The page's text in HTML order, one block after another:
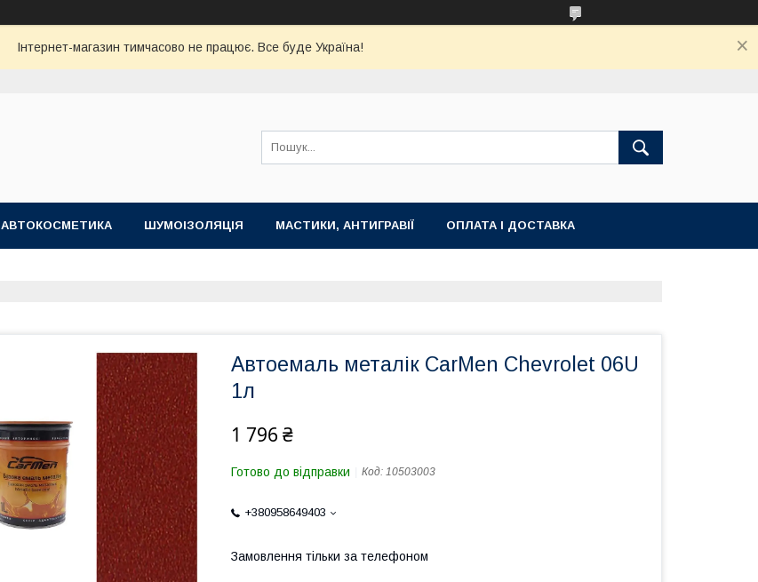
Інтернет-магазин тимчасово не працює. Все буде Україна!
АВТОКОСМЕТИКА ШУМОІЗОЛЯЦІЯ МАСТИКИ, АНТИГРАВІЇ ОПЛАТА І ДОСТАВКА
Автоемаль металік CarMen Chevrolet 06U
1л
1 796 ₴
Готово до відправки Код: 10503003
+380958649403
Замовлення тільки за телефоном